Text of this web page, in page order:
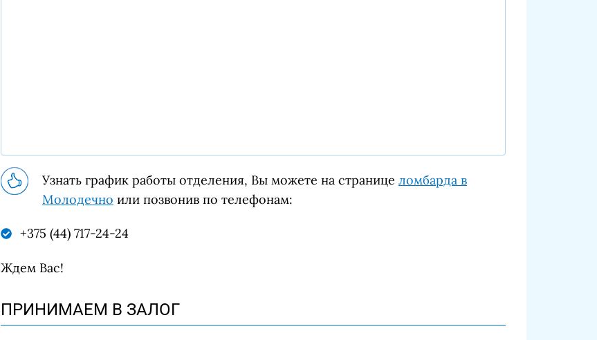
Узнать график работы отделения, Вы можете на странице ломбарда в
Молодечно или позвонив по телефонам:
+375 (44) 717-24-24
Ждем Вас!
ПРИНИМАЕМ В ЗАЛОГ